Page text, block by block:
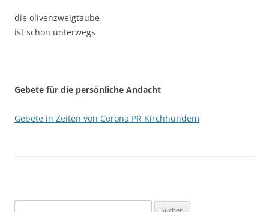
die olivenzweigtaube
ist schon unterwegs
Gebete für die persönliche Andacht
Gebete in Zeiten von Corona PR Kirchhundem